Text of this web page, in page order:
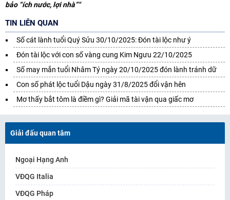
bảo “ích nước, lợi nhà”"
TIN LIÊN QUAN
Số cát lành tuổi Quý Sửu 30/10/2025: Đón tài lộc như ý
Đón tài lộc với con số vàng cung Kim Ngưu 22/10/2025
Số may mắn tuổi Nhâm Tý ngày 20/10/2025 đón lành tránh dữ
Con số phát lộc tuổi Dậu ngày 31/8/2025 đổi vận hên
Mơ thấy bắt tôm là điềm gì? Giải mã tài vận qua giấc mơ
Giải đấu quan tâm
Ngoại Hạng Anh
VĐQG Italia
VĐQG Pháp